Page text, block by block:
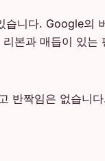
니다. Google
본과 매듭이 있는
반짝임은 없습니